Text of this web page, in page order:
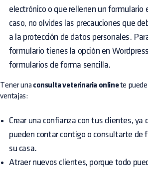
electrónico o que rellenen un formulario
caso, no olvides las precauciones que
a la protección de datos personales.
formulario tienes la opción en
formularios de forma sencilla.
Tener una consulta veterinaria onlinete puede
ventajas:
Crear una confianza con tus clientes, ya
pueden contar contigo o consultarte de
su casa.
Atraer nuevos clientes, porque todo